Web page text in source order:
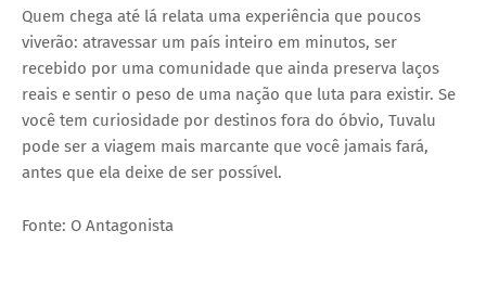
Quem chega até lá relata uma experiência que poucos
viverão: atravessar um país inteiro em minutos, ser
recebido por uma comunidade que ainda preserva laços
reais e sentir o peso de uma nação que luta para existir. Se
você tem curiosidade por destinos fora do óbvio, Tuvalu
pode ser a viagem mais marcante que você jamais fará,
antes que ela deixe de ser possível.
Fonte: O Antagonista